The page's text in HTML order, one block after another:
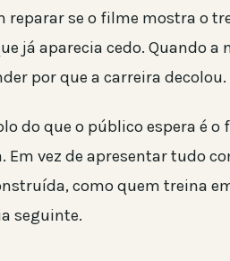
reparar se o filme mostra o
já aparecia cedo. Quando
por que a carreira decolou.
do que o público espera é
Em vez de apresentar tudo
como quem treina
seguinte.